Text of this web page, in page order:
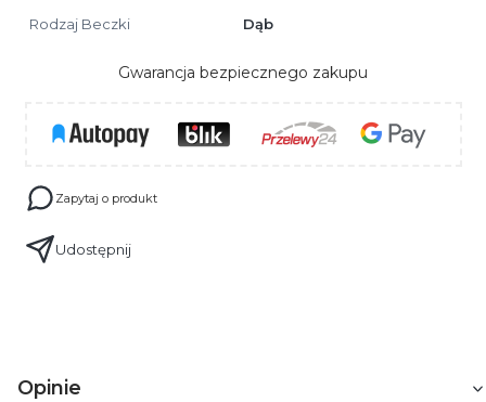
Rodzaj Beczki Dąb
Gwarancja bezpiecznego zakupu
Zapytaj o produkt
Udostępnij
Opinie